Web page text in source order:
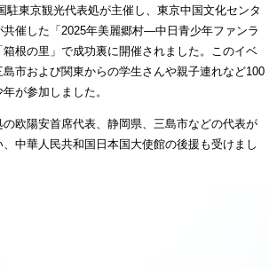
駐東京観光代表処が主催し、東京中国文化センタ
催した「 2025年美麗郷村―中日青少年ファンラ
根の里」で成功裏に開催されました。このイベ
市および関東からの学生さんや親子連れなど100
が参加しました。
欧陽安首席代表、静岡県、三島市などの代表が
中華人民共和国日本国大使館の後援も受けまし